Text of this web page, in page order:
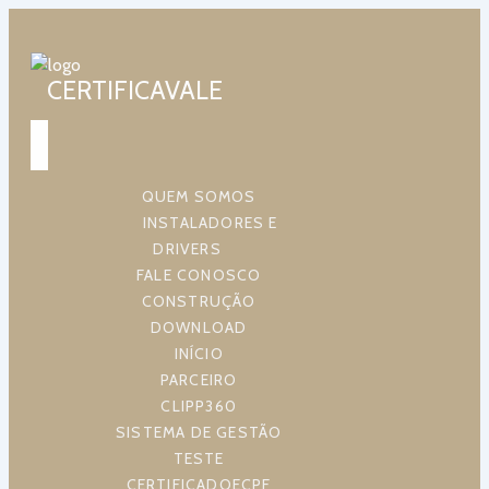
CERTIFICAVALE
QUEM SOMOS
INSTALADORES E
DRIVERS
FALE CONOSCO
CONSTRUÇÃO
DOWNLOAD
INÍCIO
PARCEIRO
CLIPP360
SISTEMA DE GESTÃO
TESTE
CERTIFICADOECPF